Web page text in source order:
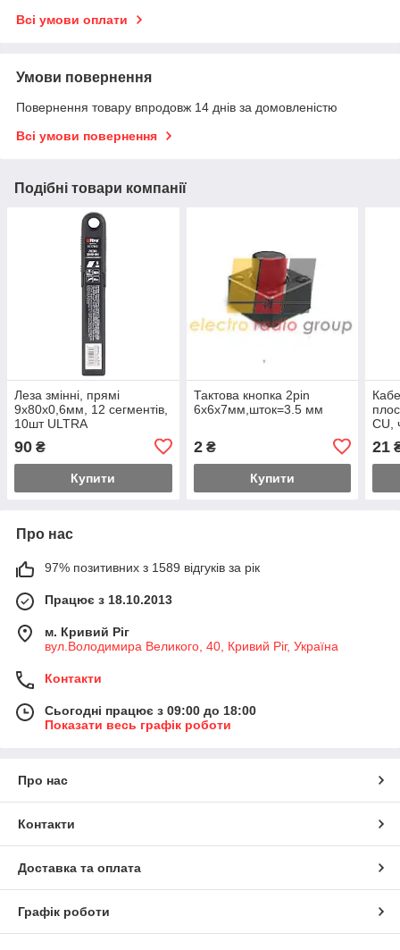
Всі умови оплати
Умови повернення
Повернення товару впродовж 14 днів за домовленістю
Всі умови повернення
Подібні товари компанії
Леза змінні, прямі
9х80х0,6мм, 12 сегментів,
10шт ULTRA
90 ₴
Купити
Тактова кнопка 2pin
6х6х7мм,шток=3.5 мм
2₴
Купити
CU,
21
Про нас
97% позитивних з 1589 відгуків за рік
Працює з 18.10.2013
м. Кривий Ріг
вул.Володимира Великого, 40, Кривий Ріг, Україна
Контакти
Сьогодні працює з 09:00 до 18:00
Показати весь графік роботи
Про нас
Контакти
Доставка та оплата
Графік роботи